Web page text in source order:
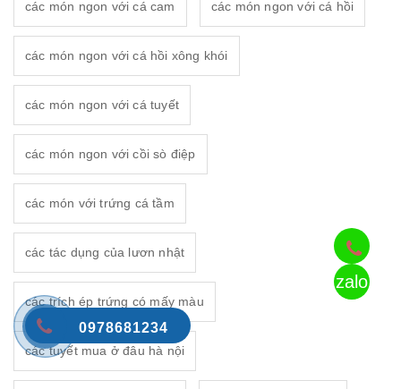
các món ngon với cá cam các món ngon với cá hồi
các món ngon với cá hồi xông khói
các món ngon với cá tuyết
các món ngon với cồi sò điệp
các món với trứng cá tầm
các tác dụng của lươn nhật
các trích ép trứng có mấy màu
các tuyết mua ở đâu hà nội
zalo
0978681234